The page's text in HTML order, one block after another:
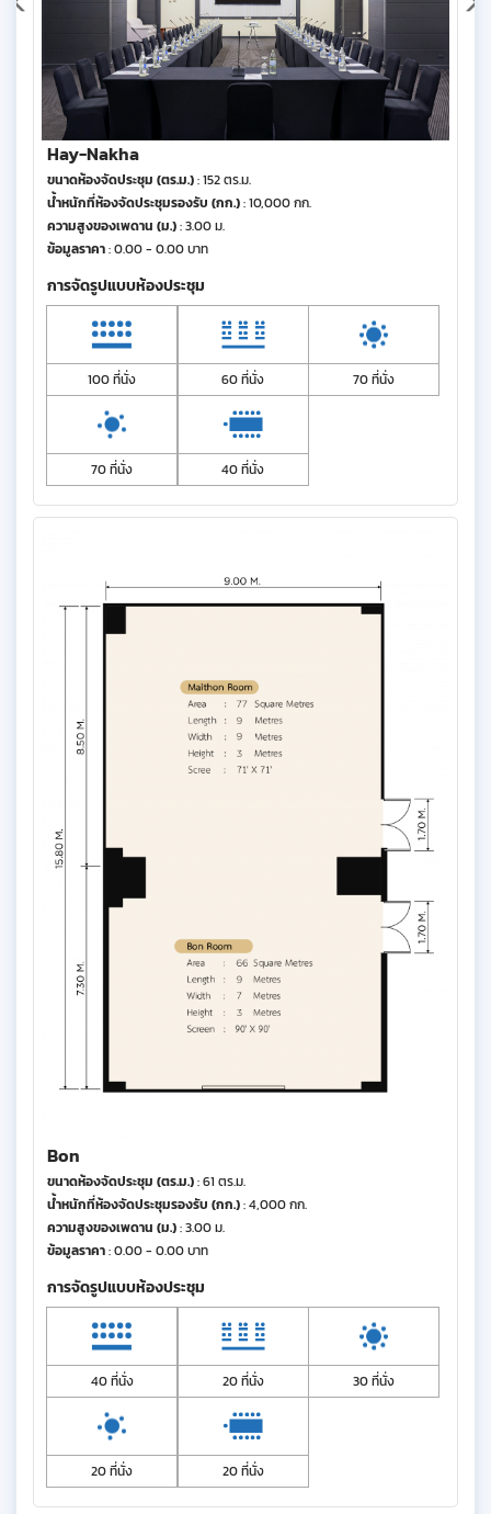
Hay-Nakha
ขนาดห้องจัดประชุม (ตร.ม.): 152 ตร.ม.
น้ำหนักที่ห้องจัดประชุมรองรับ (กก.): 10,000 กก.
ความสูงของเพดาน (ม.): 3.00 ม.
ข้อมูลราคา: 0.00 - 0.00 บาท
การจัดรูปแบบห้องประชุม
100 ที่นั่ง 60 ที่นั่ง 70 ที่นั่ง
70 ที่นั่ง 40 ที่นั่ง
Bon
ขนาดห้องจัดประชุม (ตร.ม.): 61 ตร.ม.
น้ำหนักที่ห้องจัดประชุมรองรับ (กก.): 4,000 กก.
ความสูงของเพดาน (ม.): 3.00 ม.
ข้อมูลราคา: 0.00 - 0.00 บาท
การจัดรูปแบบห้องประชุม
40 ที่นั่ง 20 ที่นั่ง 30 ที่นั่ง
20 ที่นั่ง 20 ที่นั่ง